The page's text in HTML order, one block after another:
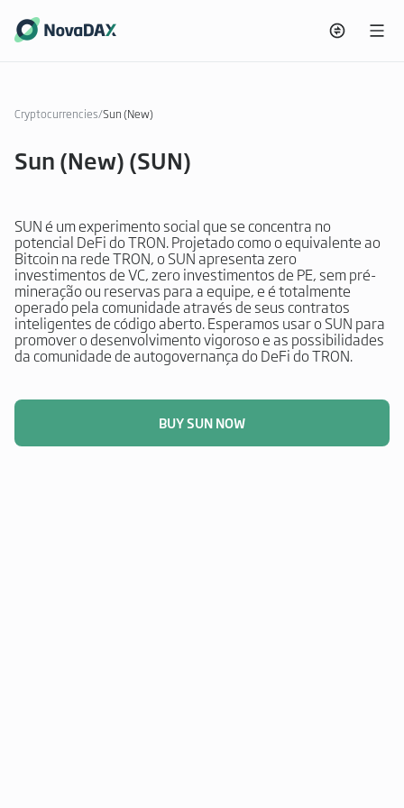
Cryptocurrencies/Sun (New)
Sun (New) (SUN)
SUN é um experimento social que se concentra no
potencial DeFi do TRON. Projetado como o equivalente ao
Bitcoin na rede TRON, o SUN apresenta zero
investimentos de VC, zero investimentos de PE, sem pré-
mineração ou reservas para a equipe, e é totalmente
operado pela comunidade através de seus contratos
inteligentes de código aberto. Esperamos usar o SUN para
promover o desenvolvimento vigoroso e as possibilidades
da comunidade de autogovernança do DeFi do TRON.
BUY SUN NOW